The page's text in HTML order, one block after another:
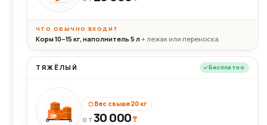
ЧТО ОБЫЧНО ВХОДИТ
Корм 10–15 кг, наполнитель 5 л+ лежак или переноска
ТЯЖЁЛЫЙ Бесплатно
30+кг
Вес свыше 20 кг
ОТ30 000₸